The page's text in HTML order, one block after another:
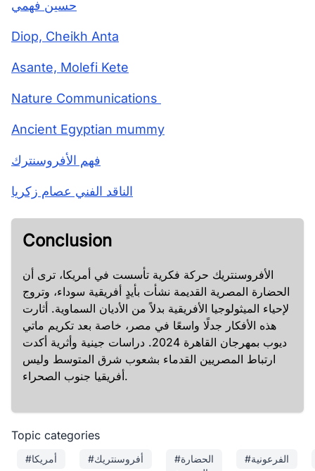
حسين فهمي
Diop, Cheikh Anta
Asante, Molefi Kete
Nature Communications
Ancient Egyptian mummy
فهم الأفروسنترك
الناقد الفني عصام زكريا
Conclusion
الأفروسنتريك حركة فكرية تأسست في أمريكا، ترى أن
الحضارة المصرية القديمة نشأت بأيدٍ أفريقية سوداء، وتروج
لإحياء الميثولوجيا الأفريقية بدلاً من الأديان السماوية. أثارت
هذه الأفكار جدلًا واسعًا في مصر، خاصة بعد تكريم ماتي
ديوب بمهرجان القاهرة 2024. دراسات جينية وأثرية أكدت
ارتباط المصريين القدماء بشعوب شرق المتوسط وليس
أفريقيا جنوب الصحراء.
Topic categories
#أمريكا #أفروسنتريك
#الحضارة
#الفرعونية